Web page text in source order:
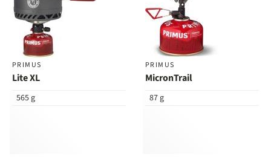
PRIMUS
Lite XL
565 g
PRIMUS
MicronTrail
87 g